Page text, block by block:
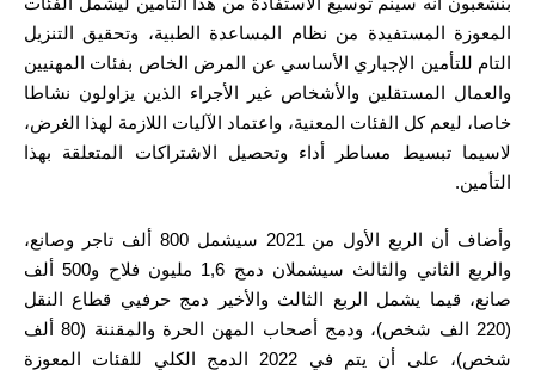
المعوزة المستفيدة من نظام المساعدة الطبية، وتحقيق التنزيل
التام للتأمين الإجباري الأساسي عن ‏المرض الخاص بفئات المهنيين
والعمال المستقلين والأشخاص غير الأجراء الذين يزاولون نشاطا
خاصا، ليعم كل الفئات المعنية، واعتماد الآليات اللازمة لهذا الغرض،
لاسيما تبسيط مساطر أداء وتحصيل الاشتراكات المتعلقة بهذا
التأمين.
وأضاف أن الربع الأول من 2021 سيشمل 800 ألف تاجر وصانع،
والربع الثاني والثالث سيشملان دمج 1,6 مليون فلاح و500 ألف
صانع، قيما يشمل الربع الثالث والأخير دمج حرفيي قطاع النقل
(220 الف شخص)، ودمج أصحاب المهن الحرة والمقننة (80 ألف
شخص)، على أن يتم في 2022 الدمج الكلي للفئات المعوزة